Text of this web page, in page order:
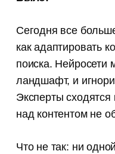
Сегодня все
как адаптировать
поиска.
ландшафт, и
Эксперты
над контентом не
Что не так: ни